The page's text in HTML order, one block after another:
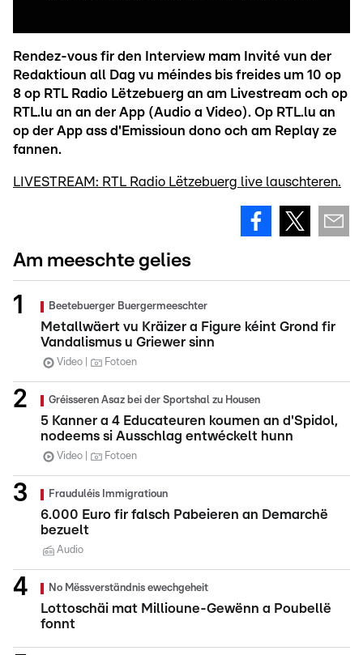
Rendez-vous fir den Interview mam Invité vun der
Redaktioun all Dag vu méindes bis freides um 10 op
8 op RTL Radio Lëtzebuerg an am Livestream och op
RTL.lu an an der App (Audio a Video). Op RTL.lu an
op der App ass d'Emissioun dono och am Replay ze
fannen.
LIVESTREAM: RTL Radio Lëtzebuerg live lauschteren.
Am meeschte gelies
Beetebuerger Buergermeeschter
Metallwäert vu Kräizer a Figure kéint Grond fir
Vandalismus u Griewer sinn
Video Fotoen
Gréisseren Asaz bei der Sportshal zu Housen
5 Kanner a 4 Educateuren koumen an d'Spidol,
nodeems si Ausschlag entwéckelt hunn
Video Fotoen
Frauduléis Immigratioun
6.000 Euro fir falsch Pabeieren an Demarchë
bezuelt
Audio
No Mëssverständnis ewechgeheit
Lottoschäi mat Millioune-Gewënn a Poubellë
fonnt